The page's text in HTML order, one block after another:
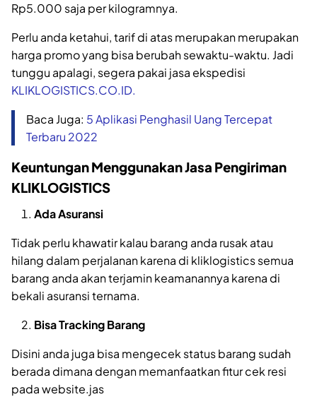
Rp5.000 saja per kilogramnya.
Perlu anda ketahui, tarif di atas merupakan merupakan
harga promo yang bisa berubah sewaktu-waktu. Jadi
tunggu apalagi, segera pakai jasa ekspedisi
KLIKLOGISTICS.CO.ID.
Baca Juga: 5 Aplikasi Penghasil Uang Tercepat
Terbaru 2022
Keuntungan Menggunakan Jasa Pengiriman
KLIKLOGISTICS
Ada Asuransi
Tidak perlu khawatir kalau barang anda rusak atau
hilang dalam perjalanan karena di kliklogistics semua
barang anda akan terjamin keamanannya karena di
bekali asuransi ternama.
Bisa Tracking Barang
Disini anda juga bisa mengecek status barang sudah
berada dimana dengan memanfaatkan fitur cek resi
pada website.jas